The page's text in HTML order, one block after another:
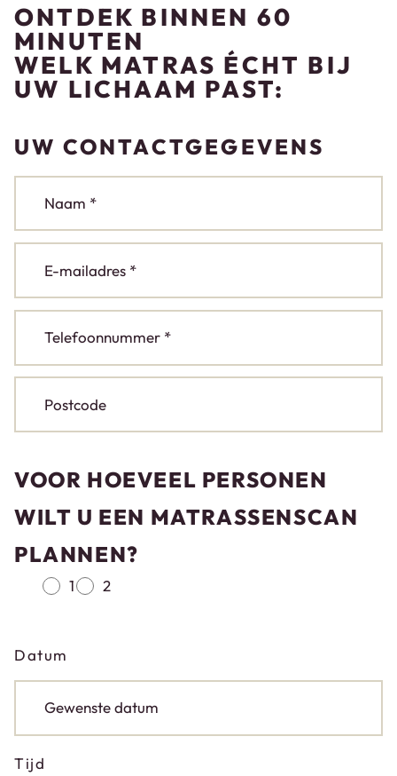
ONTDEK BINNEN 60
MINUTEN
WELK MATRAS ÉCHT BIJ
UW LICHAAM PAST:
UW CONTACTGEGEVENS
VOOR HOEVEEL PERSONEN
WILT U EEN MATRASSENSCAN
PLANNEN?
1 2
Datum
Tijd